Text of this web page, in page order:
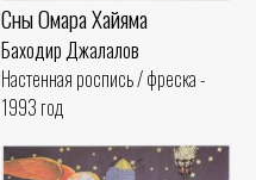
Сны Омара Хайяма
Баходир Джалалов
Настенная роспись / фреска -
1993 год